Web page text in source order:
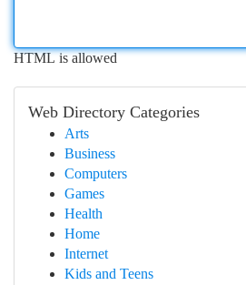
HTML is allowed
Web Directory Categories
Arts
Business
Computers
Games
Health
Home
Internet
Kids and Teens